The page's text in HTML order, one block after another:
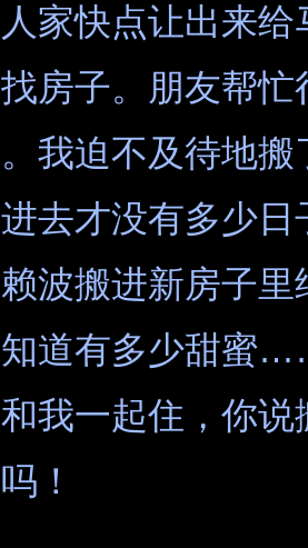
家快点让出来给
房子。朋友帮
我迫不及待地搬
去才没有多少日
波搬进新房子里
道有多少甜蜜
我一起住，你
！